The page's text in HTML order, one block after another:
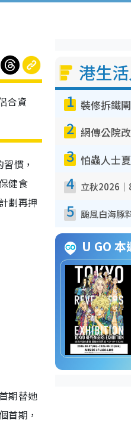
合資
慣，
健食
劃再押
期替她
首期，
港生
1
2
3
4
5
U GO